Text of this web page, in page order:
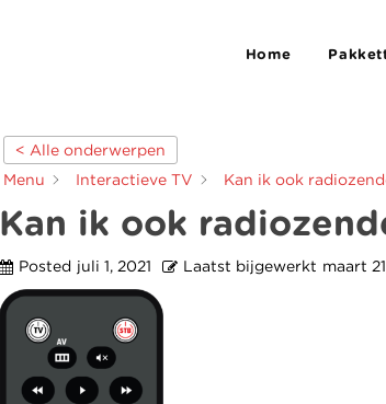
Home
< Alle onderwerpen
Menu
Interactieve TV Kan ik ook
Kan ik ook
Posted juli 1, 2021 Laatst bijgewerkt maart